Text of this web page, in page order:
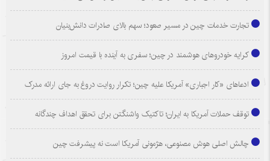
تجارت خدمات چین در مسیر صعود؛ سهم بالای صادرات دانش‌بنیان
کرایه خودروهای هوشمند در چین؛ سفری به آینده با قیمت امروز
ادعاهای «کار اجباری» آمریکا علیه چین؛ تکرار روایت دروغ به جای ارائه مدرک
توقف حملات آمریکا به ایران؛ تاکتیک واشنگتن برای تحقق اهداف چندگانه
چالش اصلی هوش مصنوعی، هژمونی آمریکا است نه پیشرفت چین